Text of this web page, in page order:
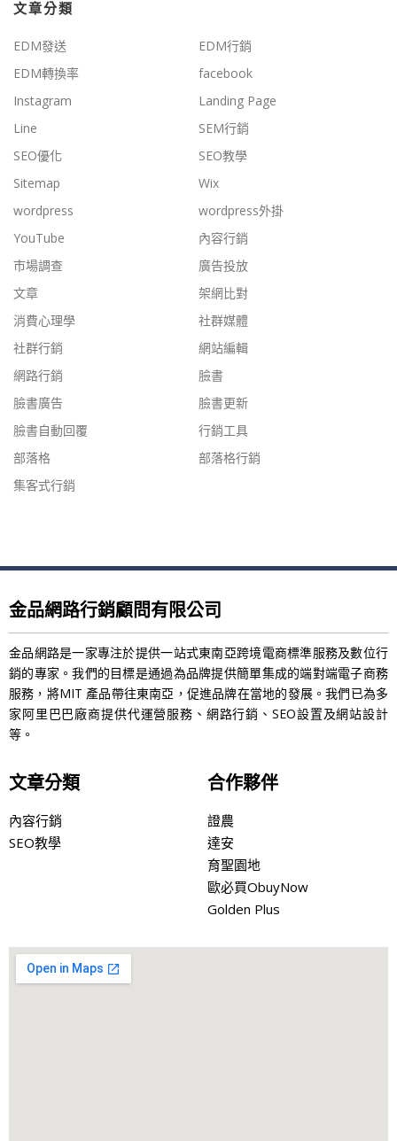
文章分類
EDM發送
EDM行銷
EDM轉換率
facebook
Instagram
Landing Page
Line
SEM行銷
SEO優化
SEO教學
Sitemap
Wix
wordpress
wordpress外掛
YouTube
內容行銷
市場調查
廣告投放
文章
架網比對
消費心理學
社群媒體
社群行銷
網站編輯
網路行銷
臉書
臉書廣告
臉書更新
臉書自動回覆
行銷工具
部落格
部落格行銷
集客式行銷
金品網路行銷顧問有限公司
金品網路是一家專注於提供一站式東南亞跨境電商標準服務及數位行
銷的專家。我們的目標是通過為品牌提供簡單集成的端對端電子商務
服務，將MIT 產品帶往東南亞，促進品牌在當地的發展。我們已為多
家阿里巴巴廠商提供代運營服務、網路行銷、SEO設置及網站設計
等。
文章分類
內容行銷
SEO教學
合作夥伴
證農
達安
育聖園地
歐必買ObuyNow
Golden Plus